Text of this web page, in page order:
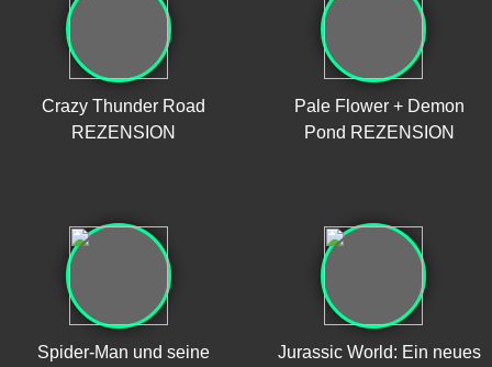
Crazy Thunder Road
REZENSION
Pale Flower + Demon
Pond REZENSION
Spider-Man und seine
Jurassic World: Ein neues